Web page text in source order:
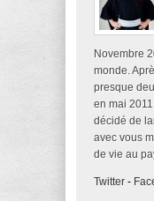
Novembre
monde.
presque
en mai
décidé de
avec vous
de vie au
Twitter -